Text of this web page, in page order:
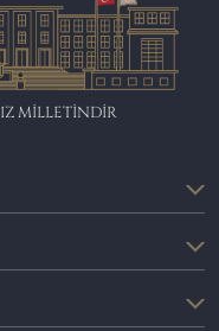
MİLLETİNDİR